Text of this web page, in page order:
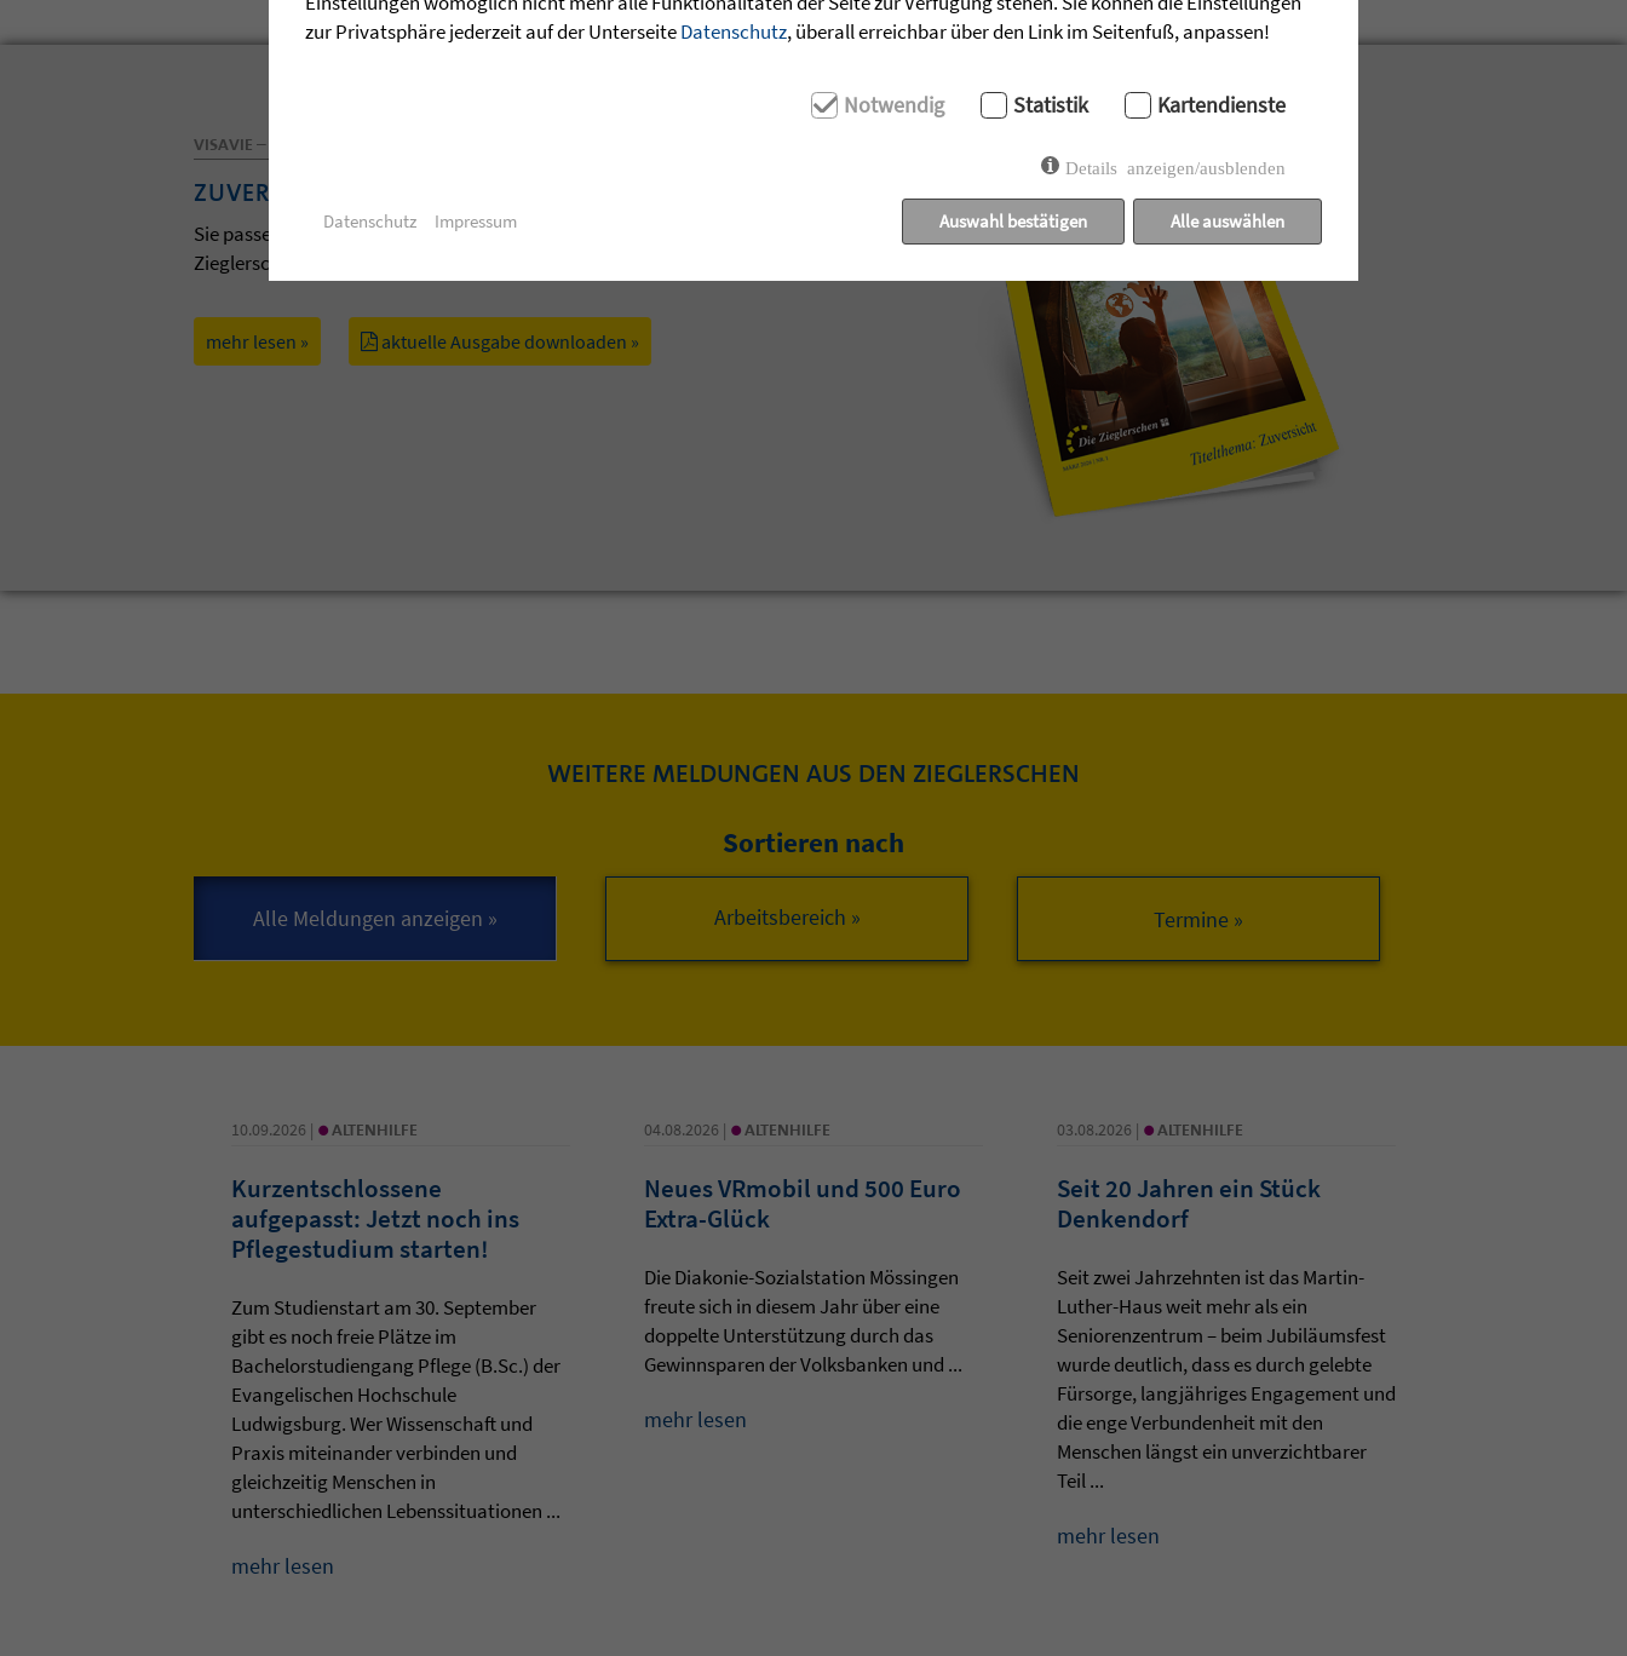
VISAVIE – DAS MAGAZIN DER ZIEGLERSCHEN
ZUVERSICHT
Sie passen zum Frühling und zur Osterzeit: Geschichten der Zuversicht aus den
Zieglerschen. Lassen Sie sich davon anstecken.
mehr lesen » aktuelle Ausgabe downloaden »
WEITERE MELDUNGEN AUS DEN ZIEGLERSCHEN
Sortieren nach
Arbeitsbereich »
10.09.2026 | • ALTENHILFE
Kurzentschlossene
aufgepasst: Jetzt noch ins
Pflegestudium starten!
Zum Studienstart am 30. September
gibt es noch freie Plätze im
Bachelorstudiengang Pflege (B.Sc.) der
Evangelischen Hochschule
Ludwigsburg. Wer Wissenschaft und
Praxis miteinander verbinden und
gleichzeitig Menschen in
unterschiedlichen Lebenssituationen ...
mehr lesen
04.08.2026 | • ALTENHILFE
Neues VRmobil und 500 Euro
Extra-Glück
Die Diakonie-Sozialstation Mössingen
freute sich in diesem Jahr über eine
doppelte Unterstützung durch das
Gewinnsparen der Volksbanken und ...
mehr lesen
03.08.2026 | • ALTENHILFE
Seit 20 Jahren ein Stück
Denkendorf
Seit zwei Jahrzehnten ist das Martin-
Luther-Haus weit mehr als ein
Seniorenzentrum – beim Jubiläumsfest
wurde deutlich, dass es durch gelebte
Fürsorge, langjähriges Engagement und
die enge Verbundenheit mit den
Menschen längst ein unverzichtbarer
Teil ...
mehr lesen
zur Privatsphäre jederzeit auf der UnterseiteDatenschutz, überall erreichbar über den Link im Seitenfuß, anpassen!
Notwendig Statistik Kartendienste
Details anzeigen/ausblenden
Auswahl bestätigen Alle auswählen
Datenschutz Impressum